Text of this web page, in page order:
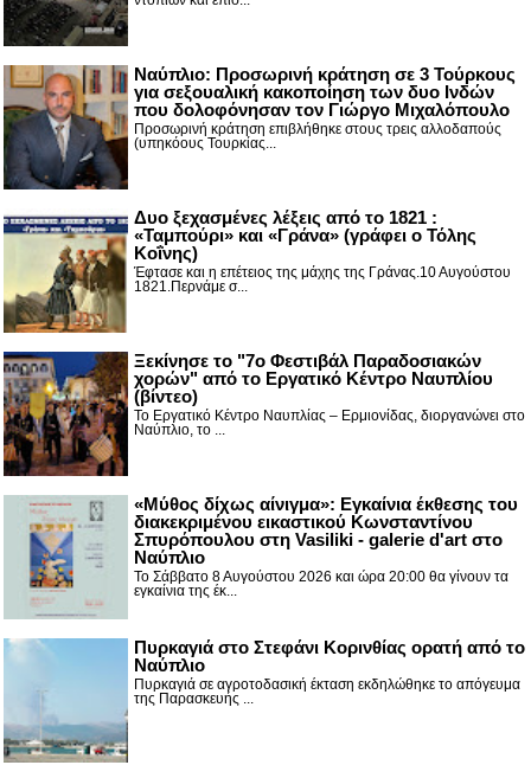
Ναύπλιο: Προσωρινή κράτηση σε 3 Τούρκους
για σεξουαλική κακοποίηση των δυο Ινδών
που δολοφόνησαν τον Γιώργο Μιχαλόπουλο
Προσωρινή κράτηση επιβλήθηκε στους τρεις αλλοδαπούς
(υπηκόους Τουρκίας...
Δυο ξεχασμένες λέξεις από το 1821 :
«Ταμπούρι» και «Γράνα» (γράφει ο Τόλης
Κοΐνης)
Έφτασε και η επέτειος της μάχης της Γράνας.10 Αυγούστου
1821.Περνάμε σ...
Ξεκίνησε το "7ο Φεστιβάλ Παραδοσιακών
χορών" από το Εργατικό Κέντρο Ναυπλίου
(βίντεο)
Το Εργατικό Κέντρο Ναυπλίας – Ερμιονίδας, διοργανώνει στο
Ναύπλιο, το ...
«Μύθος δίχως αίνιγμα»: Εγκαίνια έκθεσης του
διακεκριμένου εικαστικού Κωνσταντίνου
Σπυρόπουλου στη Vasiliki - galerie d'art στο
Ναύπλιο
Το Σάββατο 8 Αυγούστου 2026 και ώρα 20:00 θα γίνουν τα
εγκαίνια της έκ...
Πυρκαγιά στο Στεφάνι Κορινθίας ορατή από το
Ναύπλιο
Πυρκαγιά σε αγροτοδασική έκταση εκδηλώθηκε το απόγευμα
της Παρασκευής ...